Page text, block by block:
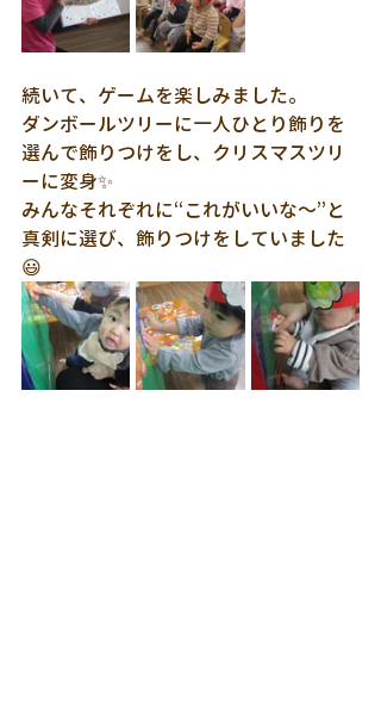
続いて、ゲームを楽しみました。
ダンボールツリーに一人ひとり飾りを
選んで飾りつけをし、クリスマスツリ
ーに変身✨
みんなそれぞれに“これがいいな～”と
真剣に選び、飾りつけをしていました
😃